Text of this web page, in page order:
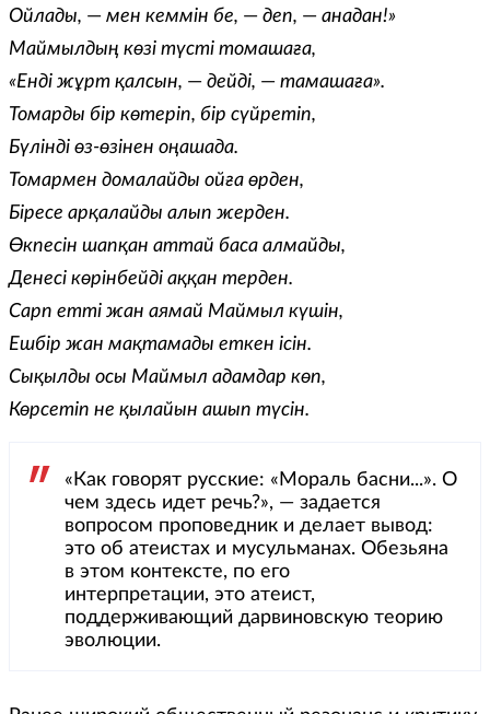
Ойлады, — мен кеммін бе, — деп, — анадан!»
Маймылдың көзі түсті томашаға,
«Енді жұрт қалсын, — дейді, — тамашаға».
Томарды бір көтеріп, бір сүйретіп,
Бүлінді өз-өзінен оңашада.
Томармен домалайды ойға өрден,
Біресе арқалайды алып жерден.
Өкпесін шапқан аттай баса алмайды,
Денесі көрінбейді аққан терден.
Сарп етті жан аямай Маймыл күшін,
Ешбір жан мақтамады еткен ісін.
Сықылды осы Маймыл адамдар көп,
Көрсетіп не қылайын ашып түсін.
«Как говорят русские: «Мораль басни...». О
чем здесь идет речь?», — задается
вопросом проповедник и делает вывод:
это об атеистах и мусульманах. Обезьяна
в этом контексте, по его
интерпретации, это атеист,
поддерживающий дарвиновскую теорию
эволюции.